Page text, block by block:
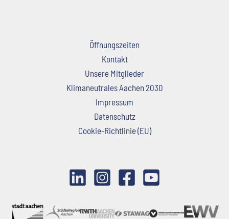
Öffnungszeiten
Kontakt
Unsere Mitglieder
Klimaneutrales Aachen 2030
Impressum
Datenschutz
Cookie-Richtlinie (EU)